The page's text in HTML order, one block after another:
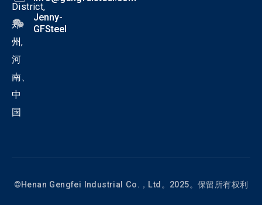
District,
郑
州,
河
南、
中
国
Jenny-
GFSteel
©Henan Gengfei Industrial Co.，Ltd。2025。保留所有权利